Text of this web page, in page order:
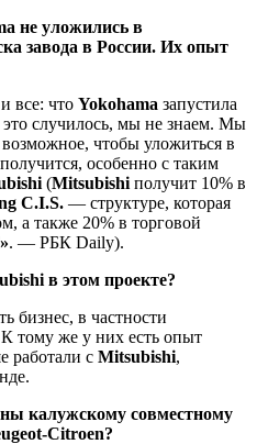
не уложились в
завода в России. Их опыт
все: что Yokohama запустила
случилось, мы не знаем. Мы
чтобы уложиться в
особенно с таким
(Mitsubishi получит 10% в
C.I.S. — структуре, которая
а также 20% в торговой
. — РБК Daily).
в этом проекте?
бизнес, в частности
тому же у них есть опыт
работали с Mitsubishi,
калужскому совместному
Citroen?